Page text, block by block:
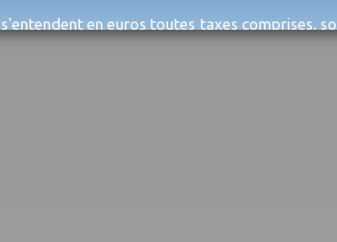
en euros toutes taxes comprises,
épuisement du stock et/ou impossibilité de